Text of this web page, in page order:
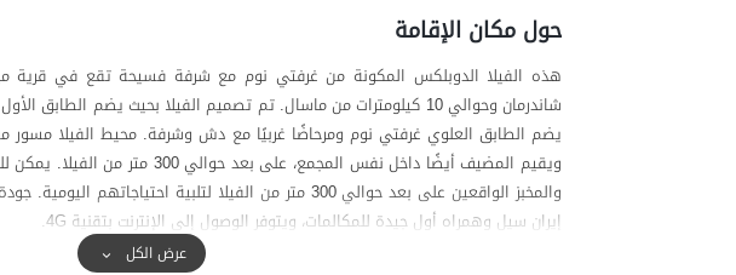
حول مكان الإقامة
شاندرمان وحوالي 10 كيلومترات من ماسال. تم تصميم الفيلا بحيث يضم
يضم الطابق العلوي غرفتي نوم ومرحاضًا غربيًا مع دش وشرفة. محيط الفيلا مسور
ويقيم المضيف أيضًا داخل نفس المجمع،
والمخبز الواقعين على بعد حوالي 300 متر من الفيلا لتلبية
إيران سيل وهمراه أول جيدة للمكالمات، ويتوفر الوصول إلى الإنترنت بتقنية 4G.
عرض الكل